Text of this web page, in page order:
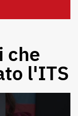
che
l'ITS